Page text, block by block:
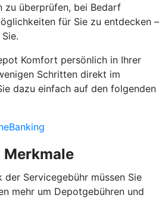
zu überprüfen, bei Bedarf
für Sie zu entdecken –
Komfort persönlich in Ihrer
Schritten direkt im
dazu einfach auf den folgenden
der Servicegebühr müssen Sie
mehr um Depotgebühren und